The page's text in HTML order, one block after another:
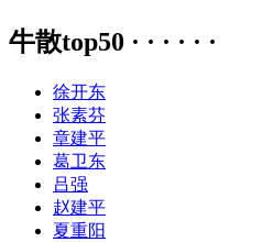
牛散top50 · · · · · ·
徐开东
张素芬
章建平
葛卫东
吕强
赵建平
夏重阳